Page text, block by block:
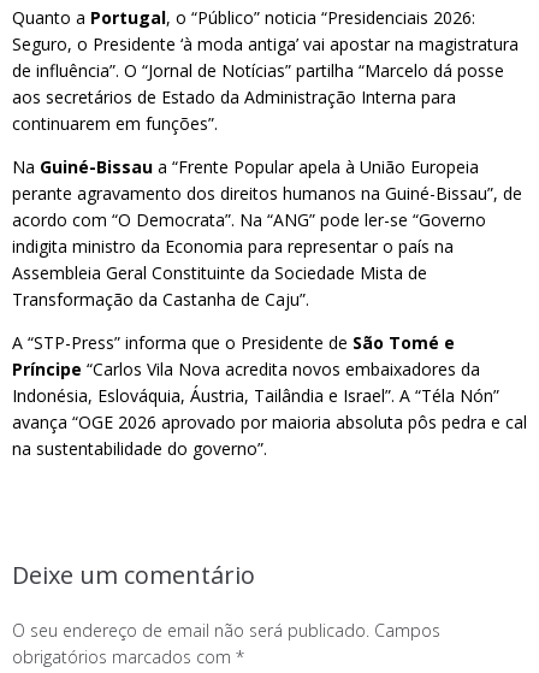
Quanto a Portugal, o “Público” noticia “Presidenciais 2026:
Seguro, o Presidente ‘à moda antiga’ vai apostar na magistratura
de influência”. O “Jornal de Notícias” partilha “Marcelo dá posse
aos secretários de Estado da Administração Interna para
continuarem em funções”.
Na Guiné-Bissau a “Frente Popular apela à União Europeia
perante agravamento dos direitos humanos na Guiné-Bissau”, de
acordo com “O Democrata”. Na “ANG” pode ler-se “Governo
indigita ministro da Economia para representar o país na
Assembleia Geral Constituinte da Sociedade Mista de
Transformação da Castanha de Caju”.
A “STP-Press” informa que o Presidente de São Tomé e
Príncipe “Carlos Vila Nova acredita novos embaixadores da
Indonésia, Eslováquia, Áustria, Tailândia e Israel”. A “Téla Nón”
avança “OGE 2026 aprovado por maioria absoluta pôs pedra e cal
na sustentabilidade do governo”.
Deixe um comentário
O seu endereço de email não será publicado. Campos
obrigatórios marcados com *